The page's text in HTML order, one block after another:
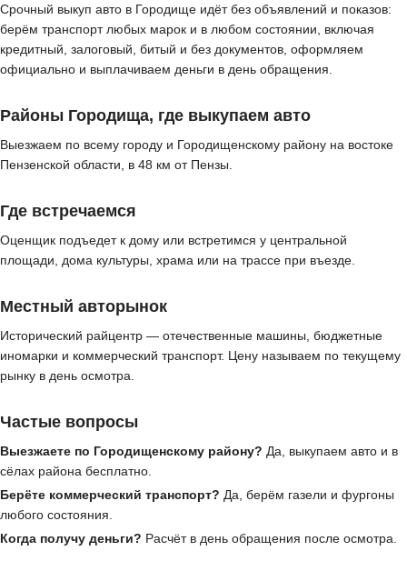
Срочный выкуп авто в Городище идёт без объявлений и показов:
берём транспорт любых марок и в любом состоянии, включая
кредитный, залоговый, битый и без документов, оформляем
официально и выплачиваем деньги в день обращения.
Районы Городища, где выкупаем авто
Выезжаем по всему городу и Городищенскому району на востоке
Пензенской области, в 48 км от Пензы.
Где встречаемся
Оценщик подъедет к дому или встретимся у центральной
площади, дома культуры, храма или на трассе при въезде.
Местный авторынок
Исторический райцентр — отечественные машины, бюджетные
иномарки и коммерческий транспорт. Цену называем по текущему
рынку в день осмотра.
Частые вопросы
Выезжаете по Городищенскому району? Да, выкупаем авто и в
сёлах района бесплатно.
Берёте коммерческий транспорт? Да, берём газели и фургоны
любого состояния.
Когда получу деньги? Расчёт в день обращения после осмотра.